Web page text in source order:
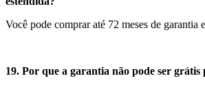
Você pode comprar até 72 meses de garantia
19. Por que a garantia não pode ser grátis